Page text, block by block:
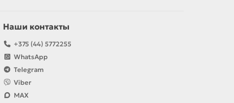
Наши контакты
+375 (44) 5772255
WhatsApp
Telegram
Viber
MAX